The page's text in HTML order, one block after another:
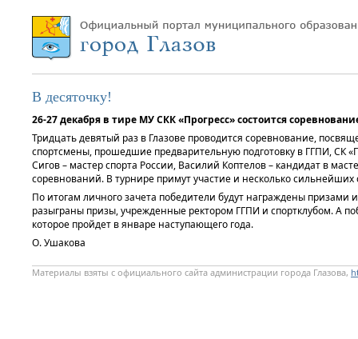
В десяточку!
26-27 декабря в тире МУ СКК «Прогресс» состоится
Тридцать девятый раз в Глазове проводится соревнование,
спортсмены, прошедшие предварительную подготовку в ГГПИ, СК
Сигов – мастер спорта России, Василий Коптелов – кандидат в
соревнований. В турнире примут участие и несколько
По итогам личного зачета победители будут награждены призами
разыграны призы, учрежденные ректором ГГПИ и спортклубом. А
которое пройдет в январе наступающего года.
О. Ушакова
Материалы взяты с официального сайта администрации города Глазова,